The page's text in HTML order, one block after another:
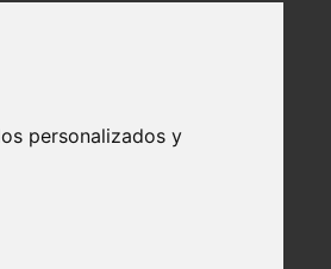
personalizados y